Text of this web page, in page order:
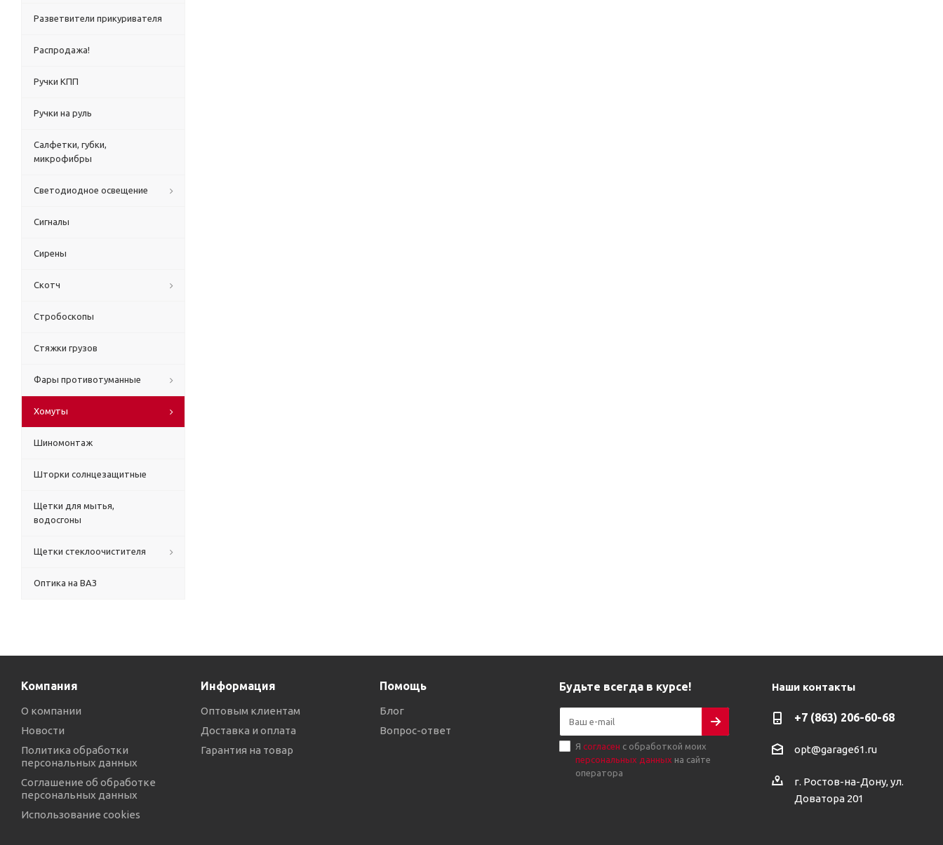
Разветвители прикуривателя
Распродажа!
Ручки КПП
Ручки на руль
Салфетки, губки,
микрофибры
Светодиодное освещение
Сигналы
Сирены
Скотч
Стробоскопы
Стяжки грузов
Фары противотуманные
Хомуты
Шиномонтаж
Шторки солнцезащитные
Щетки для мытья,
водосгоны
Щетки стеклоочистителя
Оптика на ВАЗ
Компания
О компании
Новости
Политика обработки
персональных данных
Соглашение об обработке
персональных данных
Использование cookies
Информация
Оптовым клиентам
Доставка и оплата
Гарантия на товар
Помощь
Блог
Вопрос-ответ
Будьте всегда в курсе!
Я согласен с обработкой моих
персональных данных на сайте
оператора
Наши контакты
+7 (863) 206-60-68
opt@garage61.ru
г. Ростов-на-Дону, ул.
Доватора 201